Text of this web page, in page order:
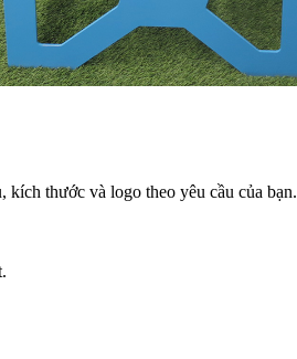
thước và logo theo yêu cầu của bạn.